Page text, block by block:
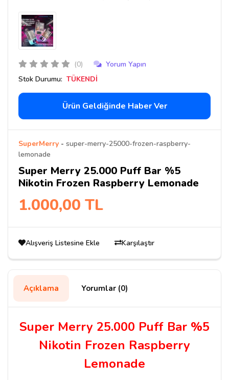
(0)
Yorum Yapın
Stok Durumu: TÜKENDİ
Ürün Geldiğinde Haber Ver
SuperMerry - super-merry-25000-frozen-raspberry-
lemonade
Super Merry 25.000 Puff Bar %5
Nikotin Frozen Raspberry Lemonade
1.000,00 TL
Alışveriş Listesine Ekle Karşılaştır
Açıklama Yorumlar (0)
Super Merry 25.000 Puff Bar %5
Nikotin Frozen Raspberry
Lemonade